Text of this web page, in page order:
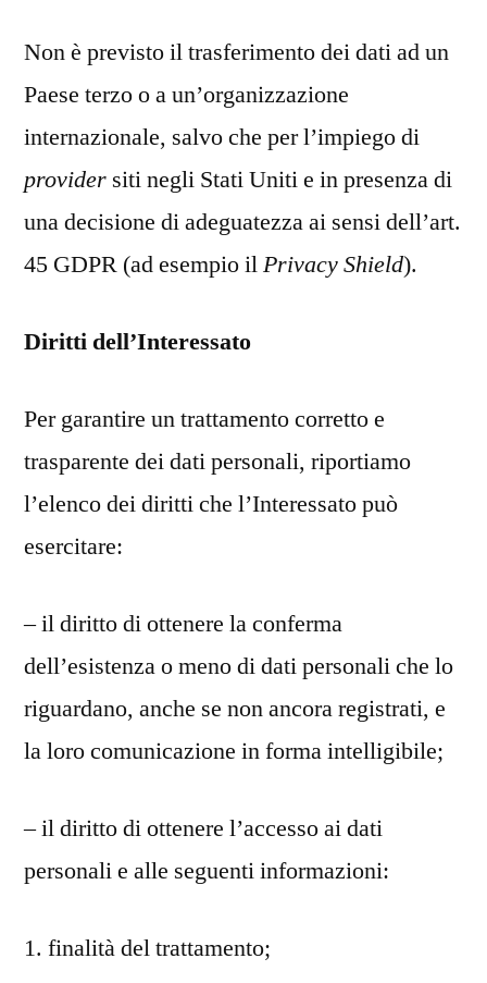
Non è previsto il trasferimento dei dati ad un
Paese terzo o a un’organizzazione
internazionale, salvo che per l’impiego di
provider siti negli Stati Uniti e in presenza di
una decisione di adeguatezza ai sensi dell’art.
45 GDPR (ad esempio ilPrivacy Shield).
Diritti dell’Interessato
Per garantire un trattamento corretto e
trasparente dei dati personali, riportiamo
l’elenco dei diritti che l’Interessato può
esercitare:
– il diritto di ottenere la conferma
dell’esistenza o meno di dati personali che lo
riguardano, anche se non ancora registrati, e
la loro comunicazione in forma intelligibile;
– il diritto di ottenere l’accesso ai dati
personali e alle seguenti informazioni:
1. finalità del trattamento;